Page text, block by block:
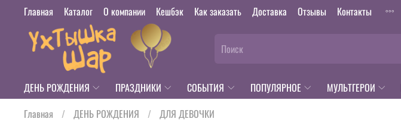
Главная Каталог О компании Кешбэк Как заказать Доставка Отзывы Контакты
ДЕНЬ РОЖДЕНИЯ ПРАЗДНИКИ СОБЫТИЯ ПОПУЛЯРНОЕ МУЛЬТГЕРОИ
Главная
ДЕНЬ РОЖДЕНИЯ ДЛЯ ДЕВОЧКИ